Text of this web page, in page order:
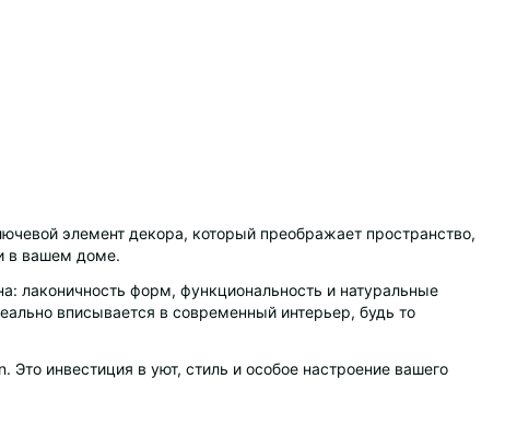
элемент декора, который преображает пространство,
в вашем доме.
лаконичность форм, функциональность и натуральные
вписывается в современный интерьер, будь то
инвестиция в уют, стиль и особое настроение вашего